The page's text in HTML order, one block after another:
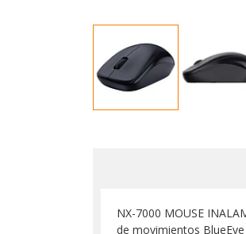
NX-7000 MOUSE
de movimientos